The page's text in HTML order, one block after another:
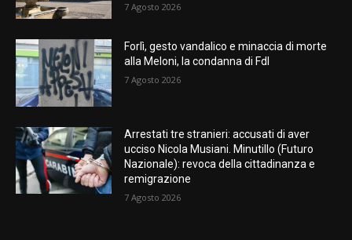
7 Agosto 2026
Forlì, gesto vandalico e minaccia di morte
alla Meloni, la condanna di FdI
7 Agosto 2026
Arrestati tre stranieri: accusati di aver
ucciso Nicola Musiani. Minutillo (Futuro
Nazionale): revoca della cittadinanza e
remigrazione
7 Agosto 2026